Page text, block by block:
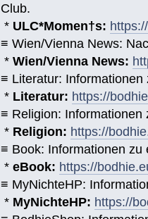
Club.
* ULC*Momen†s:
≡ Wien/Vienna News:
*Wien/Vienna News:
≡ Literatur:
* Literatur: https://
≡ Religion: Informationen
* Religion: https://
≡ Book: Informationen zu
*eBook: https://
≡ MyNichteHP:
* MyNichteHP: https://